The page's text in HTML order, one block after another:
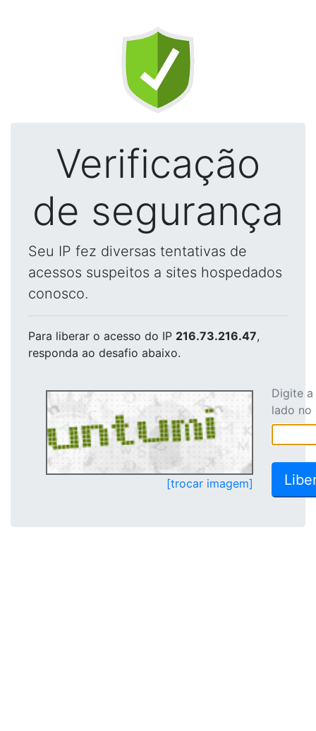
Verificação
de segurança
Seu IP fez diversas tentativas de
acessos suspeitos a sites hospedados
conosco.
Para liberar o acesso do IP 216.73.216.47,
responda ao desafio abaixo.
[trocar imagem]
Digite
lado no